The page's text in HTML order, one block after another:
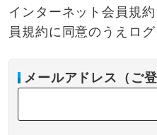
インターネット会員規
員規約に同意のうえロ
メールアドレス（ご